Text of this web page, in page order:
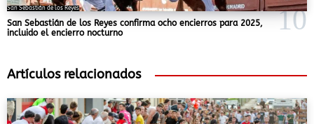
San Sebastián de los Reyes
San Sebastián de los Reyes confirma ocho encierros para 2025,
incluido el encierro nocturno
Artículos relacionados